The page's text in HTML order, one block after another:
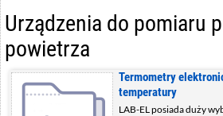
Urządzenia do pomiaru
powietrza
Termometry
temperatury
LAB-EL posiada duży